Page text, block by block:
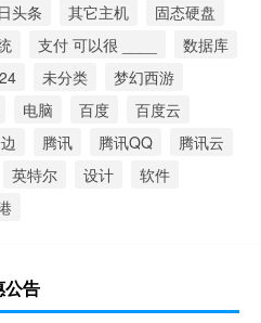
头条 其它主机
固态硬盘
支付 可以很 ____
数据库
未分类
梦幻西游
电脑 百度
百度云
腾讯 腾讯QQ
腾讯云
英特尔 设计
软件
公告